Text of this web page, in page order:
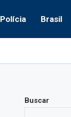
Polícia Brasil
Buscar